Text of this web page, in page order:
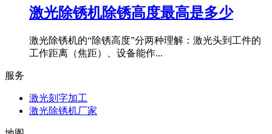
激光除锈机除锈高度最高是多少
激光除锈机的“除锈高度”分两种理解：激光头到工件的
工作距离（焦距）、设备能作...
服务
激光刻字加工
激光除锈机厂家